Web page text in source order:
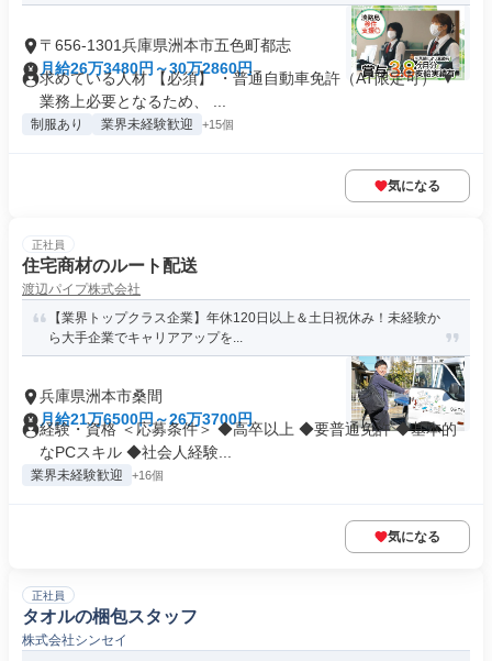
〒656-1301兵庫県洲本市五色町都志
月給26万3480円～30万2860円
求めている人材 【必須】 ・普通自動車免許（AT限定可） ▼
業務上必要となるため、 ...
制服あり 業界未経験歓迎 +15個
気になる
正社員
住宅商材のルート配送
渡辺パイプ株式会社
【業界トップクラス企業】年休120日以上＆土日祝休み！未経験か
ら大手企業でキャリアアップを...
兵庫県洲本市桑間
月給21万6500円～26万3700円
経験・資格 ＜応募条件＞ ◆高卒以上 ◆要普通免許 ◆基本的
なPCスキル ◆社会人経験...
業界未経験歓迎 +16個
気になる
正社員
タオルの梱包スタッフ
株式会社シンセイ